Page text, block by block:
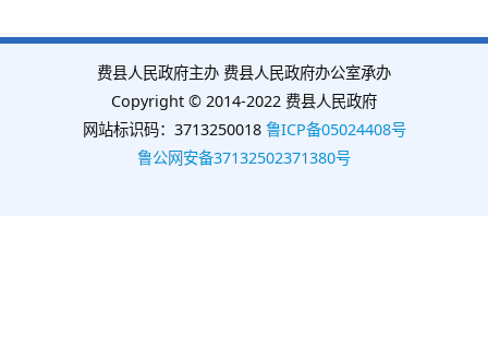
费县人民政府主办 费县人民政府办公室承办
Copyright © 2014-2022 费县人民政府
网站标识码：3713250018 鲁ICP备05024408号
鲁公网安备37132502371380号